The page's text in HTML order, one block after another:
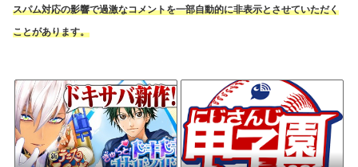
スパム対応の影響で過激なコメントを一部自動的に非表示とさせていただく
ことがあります。